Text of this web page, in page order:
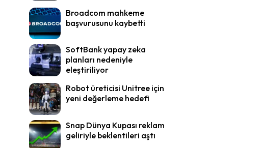
Broadcom mahkeme
başvurusunu kaybetti
SoftBank yapay zeka
planları nedeniyle
eleştiriliyor
Robot üreticisi Unitree için
yeni değerleme hedefi
Snap Dünya Kupası reklam
geliriyle beklentileri aştı